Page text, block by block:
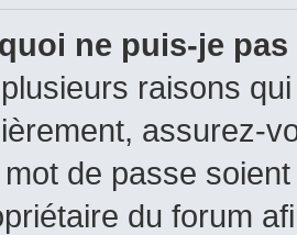
ne puis-je
raisons
assurez-
de passe
du forum